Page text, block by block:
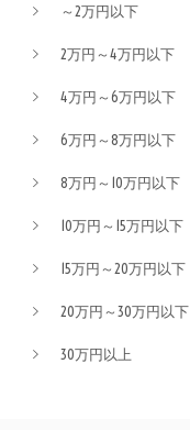
～2万円以下
2万円～4万円以下
4万円～6万円以下
6万円～8万円以下
8万円～10万円以下
10万円～15万円以下
15万円～20万円以下
20万円～30万円以下
30万円以上